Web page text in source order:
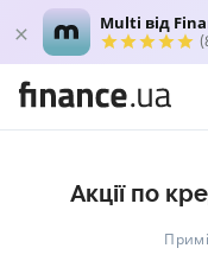
Multi від
Акції по